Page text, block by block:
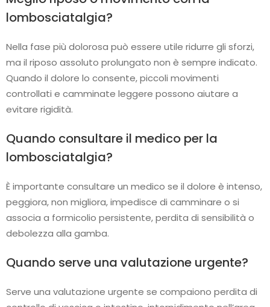
lombosciatalgia?
Nella fase più dolorosa può essere utile ridurre gli sforzi,
ma il riposo assoluto prolungato non è sempre indicato.
Quando il dolore lo consente, piccoli movimenti
controllati e camminate leggere possono aiutare a
evitare rigidità.
Quando consultare il medico per la
lombosciatalgia?
È importante consultare un medico se il dolore è intenso,
peggiora, non migliora, impedisce di camminare o si
associa a formicolio persistente, perdita di sensibilità o
debolezza alla gamba.
Quando serve una valutazione urgente?
Serve una valutazione urgente se compaiono perdita di